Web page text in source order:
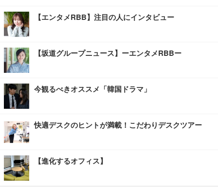
【エンタメRBB】注目の人にインタビュー
【坂道グループニュース】ーエンタメRBBー
今観るべきオススメ「韓国ドラマ」
快適デスクのヒントが満載！こだわりデスクツアー
【進化するオフィス】